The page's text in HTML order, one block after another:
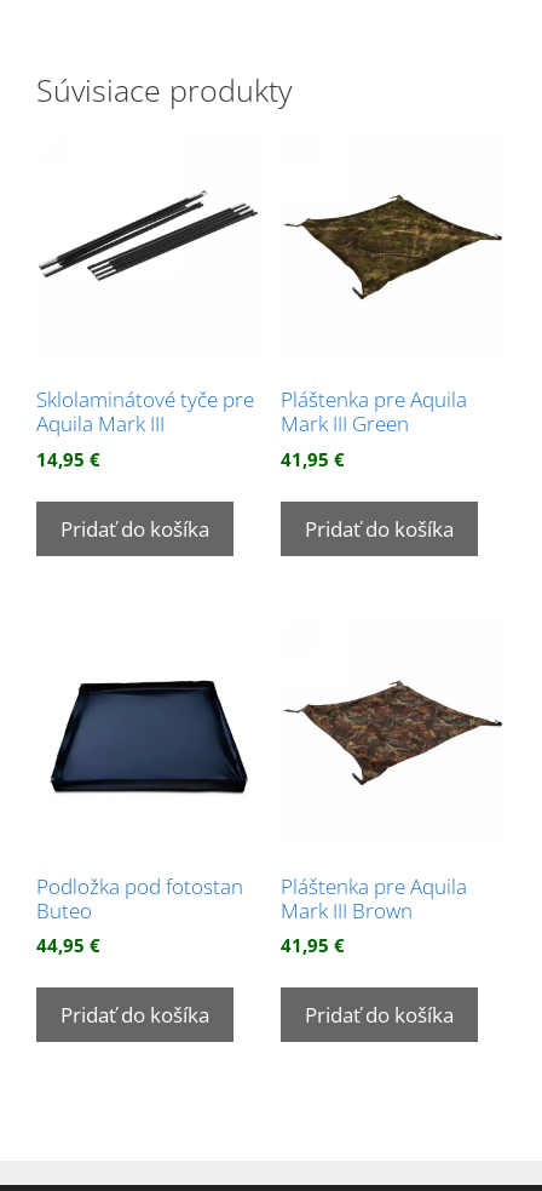
Súvisiace produkty
Sklolaminátové tyče pre
Aquila Mark III
14,95 €
Pridať do košíka
Pláštenka pre Aquila
Mark III Green
41,95 €
Pridať do košíka
Podložka pod fotostan
Buteo
44,95 €
Pridať do košíka
Pláštenka pre Aquila
Mark III Brown
41,95 €
Pridať do košíka